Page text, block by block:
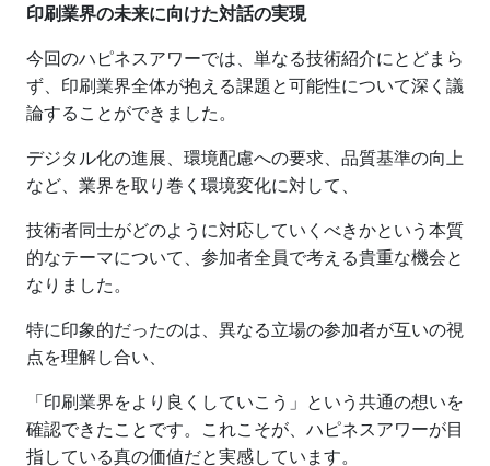
印刷業界の未来に向けた対話の実現
今回のハピネスアワーでは、単なる技術紹介にとどまら
ず、印刷業界全体が抱える課題と可能性について深く議
論することができました。
デジタル化の進展、環境配慮への要求、品質基準の向上
など、業界を取り巻く環境変化に対して、
技術者同士がどのように対応していくべきかという本質
的なテーマについて、参加者全員で考える貴重な機会と
なりました。
特に印象的だったのは、異なる立場の参加者が互いの視
点を理解し合い、
「印刷業界をより良くしていこう」という共通の想いを
確認できたことです。これこそが、ハピネスアワーが目
指している真の価値だと実感しています。